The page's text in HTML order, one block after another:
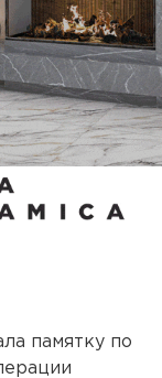
памятку по